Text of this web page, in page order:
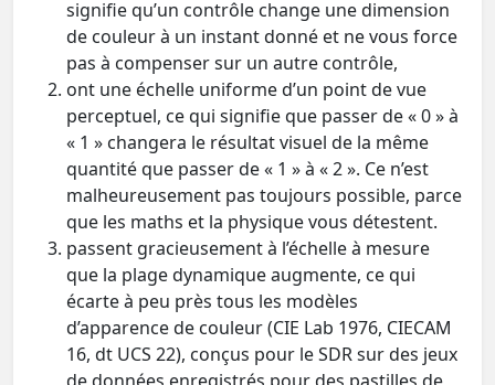
signifie qu’un contrôle change une dimension
de couleur à un instant donné et ne vous force
pas à compenser sur un autre contrôle,
ont une échelle uniforme d’un point de vue
perceptuel, ce qui signifie que passer de « 0 » à
« 1 » changera le résultat visuel de la même
quantité que passer de « 1 » à « 2 ». Ce n’est
malheureusement pas toujours possible, parce
que les maths et la physique vous détestent.
passent gracieusement à l’échelle à mesure
que la plage dynamique augmente, ce qui
écarte à peu près tous les modèles
d’apparence de couleur (CIE Lab 1976, CIECAM
16, dt UCS 22), conçus pour le SDR sur des jeux